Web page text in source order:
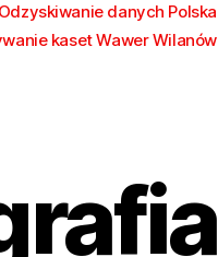
danych Polska
kaset Wawer Wilanów